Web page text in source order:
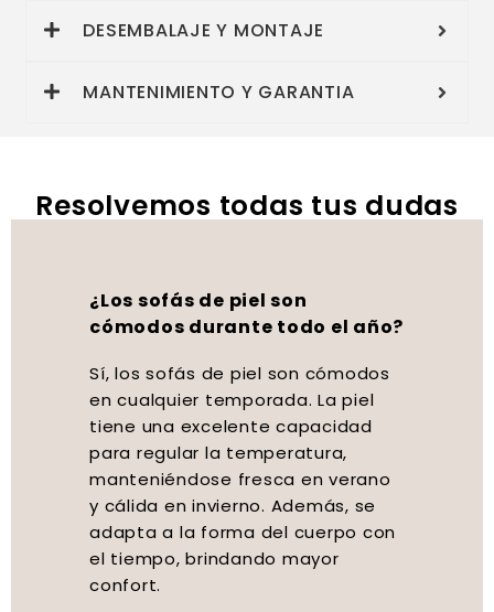
DESEMBALAJE Y MONTAJE
MANTENIMIENTO Y GARANTIA
Resolvemos todas tus dudas
¿Los sofás de piel son
cómodos durante todo el año?
Sí, los sofás de piel son cómodos
en cualquier temporada. La piel
tiene una excelente capacidad
para regular la temperatura,
manteniéndose fresca en verano
y cálida en invierno. Además, se
adapta a la forma del cuerpo con
el tiempo, brindando mayor
confort.